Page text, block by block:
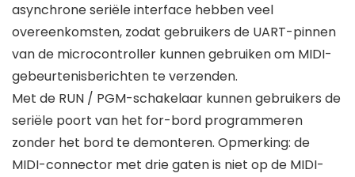
asynchrone seriële interface hebben veel
overeenkomsten, zodat gebruikers de UART-pinnen
van de microcontroller kunnen gebruiken om MIDI-
gebeurtenisberichten te verzenden.
Met de RUN / PGM-schakelaar kunnen gebruikers de
seriële poort van het for-bord programmeren
zonder het bord te demonteren. Opmerking: de
MIDI-connector met drie gaten is niet op de MIDI-